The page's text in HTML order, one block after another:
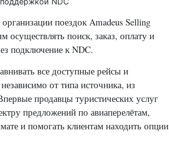
поездок Amadeus Selling
осуществлять поиск, заказ, оплату и
подключение к NDC.
все доступные рейсы и
от типа источника, из
продавцы туристических услуг
предложений по авиаперелётам,
и помогать клиентам находить опции